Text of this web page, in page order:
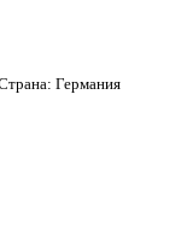
Германия